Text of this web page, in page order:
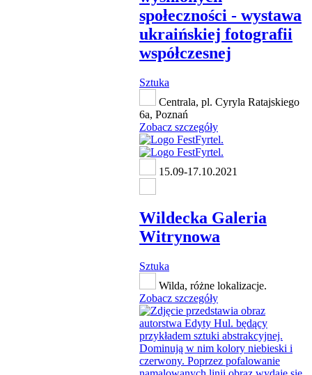
społeczności - wystawa
ukraińskiej fotografii
współczesnej
Sztuka
Centrala, pl. Cyryla Ratajskiego
6a, Poznań
Zobacz szczegóły
15.09-17.10.2021
Wildecka Galeria
Witrynowa
Sztuka
Wilda, różne lokalizacje.
Zobacz szczegóły